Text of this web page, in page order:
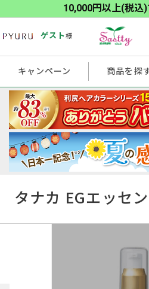
10,000円以上(税込)
ゲスト様
キャンペーン 商品を探
タナカ EGエッセ